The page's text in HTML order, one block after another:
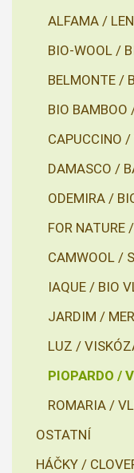
ALFAMA / LEN
BIO-WOOL /
BELMONTE /
BIO BAMBOO
CAPUCCINO
DAMASCO /
ODEMIRA /
FOR NATURE
CAMWOOL /
IAQUE / BIO
JARDIM /
LUZ /
PIOPARDO /
ROMARIA /
OSTATNÍ
HÁČKY /